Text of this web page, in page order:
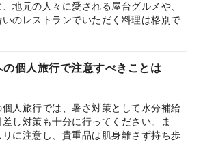
地元の人々に愛される屋台グルメや、
のレストランでいただく料理は格別で
個人旅行で注意すべきことは
人旅行では、暑さ対策として水分補給
し対策も十分に行ってください。ま
に注意し、貴重品は肌身離さず持ち歩